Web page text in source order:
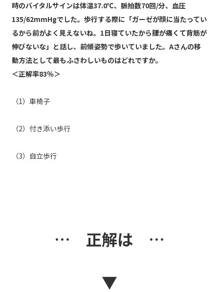
時のバイタルサインは体温37.0℃、脈拍数70回/分、血圧
135/62mmHgでした。歩行する際に「ガーゼが顔に当たってい
るから前がよく見えないね。1日寝ていたから腰が痛くて背筋が
伸びないな」と話し、前傾姿勢で歩いていました。Aさんの移
動方法として最もふさわしいものはどれですか。
＜正解率83％＞
（1）車椅子
（2）付き添い歩行
（3）自立歩行
… 正解は …
▼